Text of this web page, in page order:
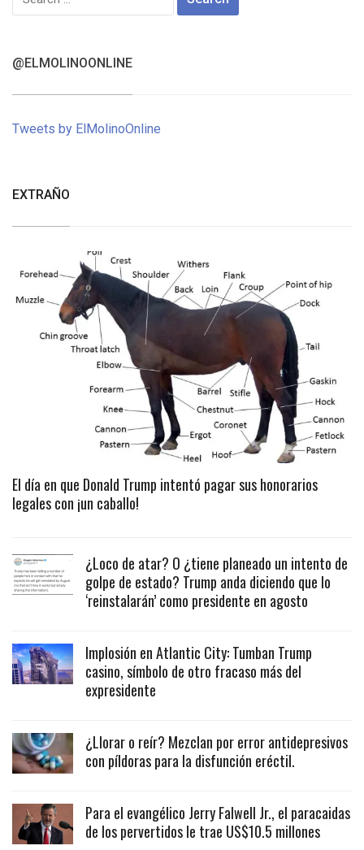
for:
@ELMOLINOONLINE
Tweets by ElMolinoOnline
EXTRAÑO
El día en que Donald Trump intentó pagar sus honorarios
legales con ¡un caballo!
¿Loco de atar? O ¿tiene planeado un intento de
golpe de estado? Trump anda diciendo que lo
‘reinstalarán’ como presidente en agosto
Implosión en Atlantic City: Tumban Trump
casino, símbolo de otro fracaso más del
expresidente
¿Llorar o reír? Mezclan por error antidepresivos
con píldoras para la disfunción eréctil.
Para el evangélico Jerry Falwell Jr., el paracaidas
de los pervertidos le trae US$10.5 millones